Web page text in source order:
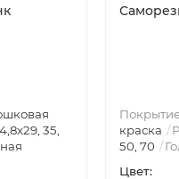
4,8х29, 35,
краска
50, 70
Цвет: